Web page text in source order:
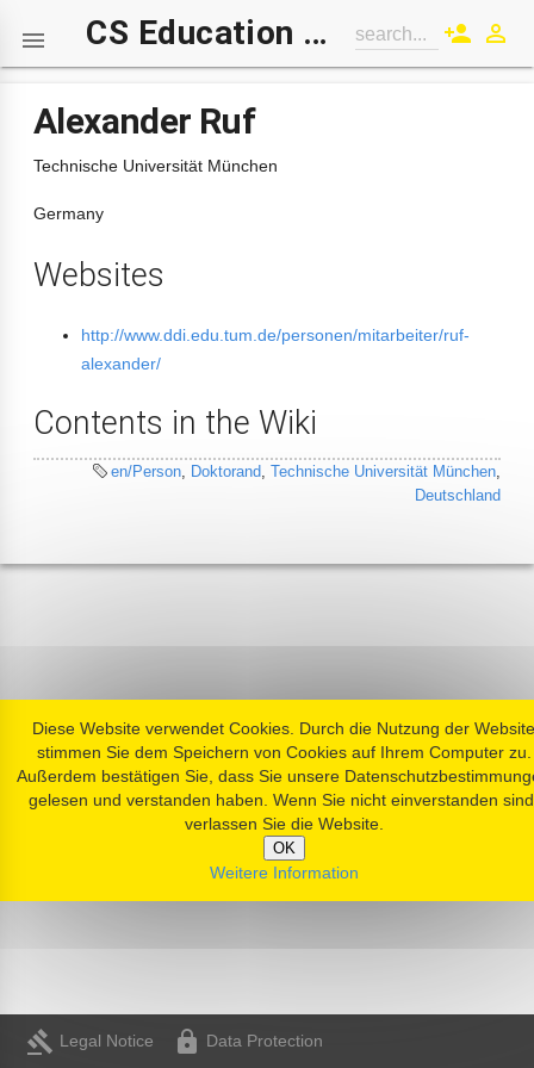
 CS Education Wiki search... person_add perm_identity
Alexander Ruf
Technische Universität München
Germany
Websites
http://www.ddi.edu.tum.de/personen/mitarbeiter/ruf-
alexander/
Contents in the Wiki
en/Person, Doktorand, Technische Universität München,
Deutschland
Diese Website verwendet Cookies. Durch die Nutzung der Website
stimmen Sie dem Speichern von Cookies auf Ihrem Computer zu.
Außerdem bestätigen Sie, dass Sie unsere
gelesen und verstanden haben. Wenn Sie nicht einverstanden
verlassen Sie die Website.
OK
Weitere Information
gavel Legal Notice https Data Protection